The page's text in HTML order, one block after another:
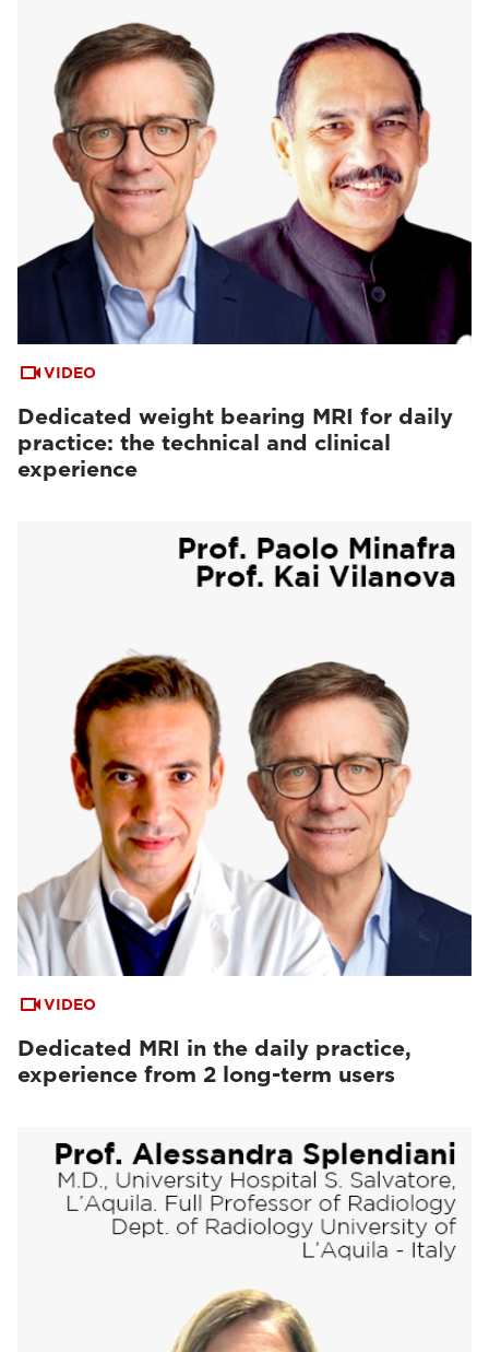
VIDEO
Dedicated weight bearing MRI for daily
practice: the technical and clinical
experience
VIDEO
Dedicated MRI in the daily practice,
experience from 2 long-term users